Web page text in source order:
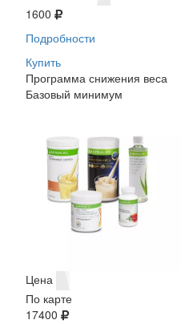
1600
Подробности
Купить
Программа снижения веса
Базовый минимум
Цена
По карте
17400